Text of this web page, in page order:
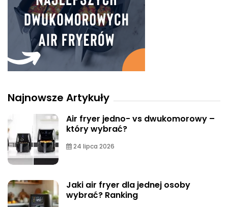
Najnowsze Artykuły
Air fryer jedno- vs dwukomorowy –
który wybrać?
24 lipca 2026
Jaki air fryer dla jednej osoby
wybrać? Ranking